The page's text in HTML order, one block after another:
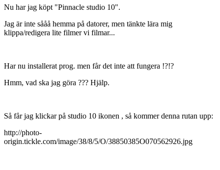
Nu har jag köpt "Pinnacle studio 10".
Jag är inte sååå hemma på datorer, men tänkte lära mig
klippa/redigera lite filmer vi filmar...
Har nu installerat prog. men får det inte att fungera !?!?
Hmm, vad ska jag göra ??? Hjälp.
Så får jag klickar på studio 10 ikonen , så kommer denna rutan upp:
http://photo-
origin.tickle.com/image/38/8/5/O/38850385O070562926.jpg